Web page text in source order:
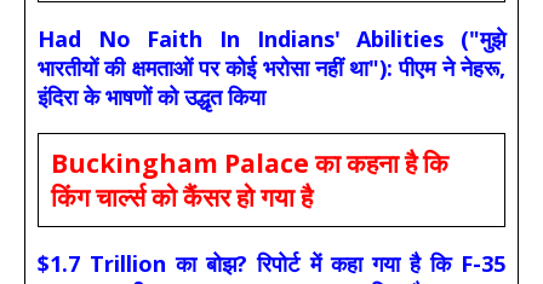
Had No Faith In Indians' Abilities ("मुझे
भारतीयों की क्षमताओं पर कोई भरोसा नहीं था"): पीएम ने नेहरू,
इंदिरा के भाषणों को उद्धृत किया
Buckingham Palace का कहना है कि
किंग चार्ल्स को कैंसर हो गया है
$1.7 Trillion का बोझ? रिपोर्ट में कहा गया है कि F-35